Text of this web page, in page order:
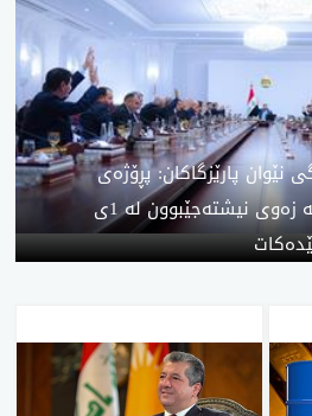
پارێزگاکان: پڕۆژەی
دابەشکردنی 1 ملیۆن پارچە زەوی نیشتەجێبوون لە 1ی